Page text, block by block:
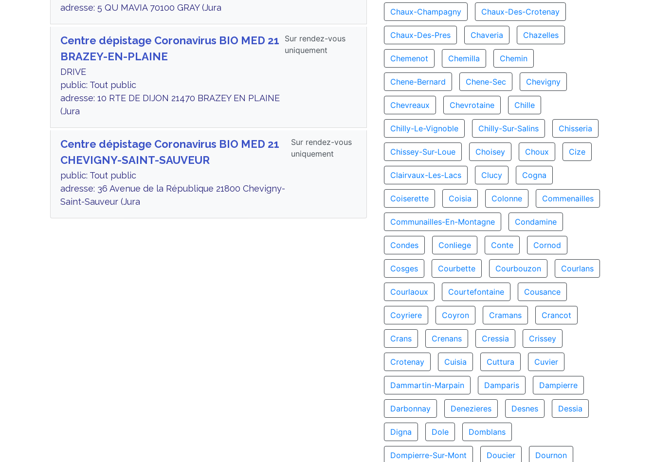
adresse: 5 QU MAVIA 70100 GRAY (Jura
Centre dépistage Coronavirus BIO MED 21
BRAZEY-EN-PLAINE
DRIVE
public: Tout public
adresse: 10 RTE DE DIJON 21470 BRAZEY EN PLAINE
(Jura
Sur rendez-vous
uniquement
Centre dépistage Coronavirus BIO MED 21
CHEVIGNY-SAINT-SAUVEUR
public: Tout public
adresse: 36 Avenue de la République 21800 Chevigny-
Saint-Sauveur (Jura
Sur rendez-vous
uniquement
Chaux-Champagny Chaux-Des-Crotenay
Chaux-Des-Pres Chaveria Chazelles
Chemenot Chemilla Chemin
Chene-Bernard Chene-Sec Chevigny
Chevreaux Chevrotaine Chille
Chilly-Le-Vignoble Chilly-Sur-Salins Chisseria
Chissey-Sur-Loue Choisey Choux Cize
Clairvaux-Les-Lacs Clucy Cogna
Coiserette Coisia Colonne Commenailles
Communailles-En-Montagne Condamine
Condes Conliege Conte Cornod
Cosges Courbette Courbouzon Courlans
Courlaoux Courtefontaine Cousance
Coyriere Coyron Cramans Crancot
Crans Crenans Cressia Crissey
Crotenay Cuisia Cuttura Cuvier
Dammartin-Marpain Damparis Dampierre
Darbonnay Denezieres Desnes Dessia
Digna Dole Domblans
Dompierre-Sur-Mont Doucier Dournon